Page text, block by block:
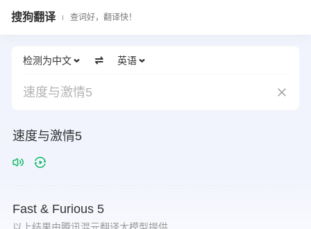
搜狗翻译 查词好，翻译快！
检测为中文 英语
速度与激情5
速度与激情5
Fast & Furious 5